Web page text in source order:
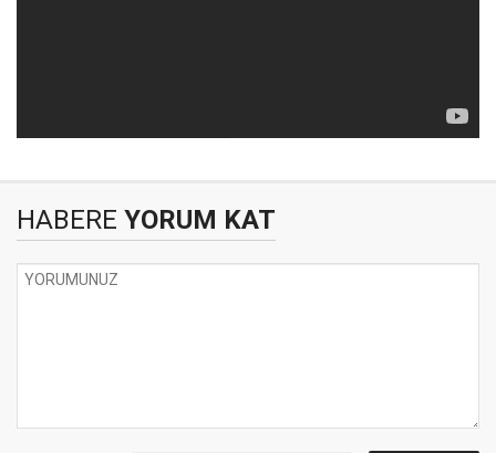
HABERE YORUM KAT